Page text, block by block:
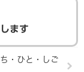
ます
・ひと・しご